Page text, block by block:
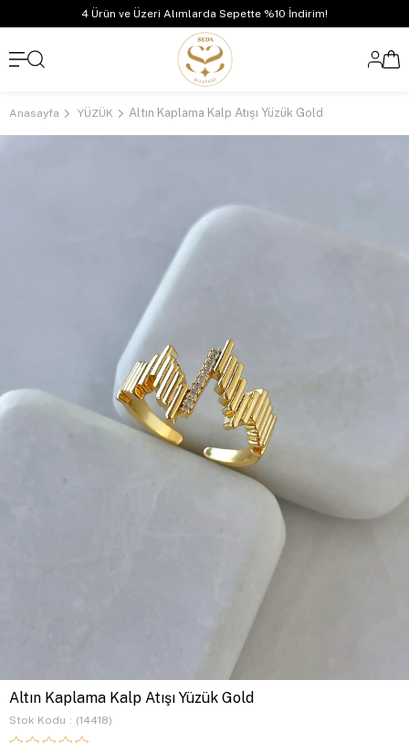
4 Ürün ve Üzeri Alımlarda Sepette %10 İndirim!
Anasayfa YÜZÜK Altın Kaplama Kalp Atışı Yüzük Gold
Altın Kaplama Kalp Atışı Yüzük Gold
Stok Kodu (14418)